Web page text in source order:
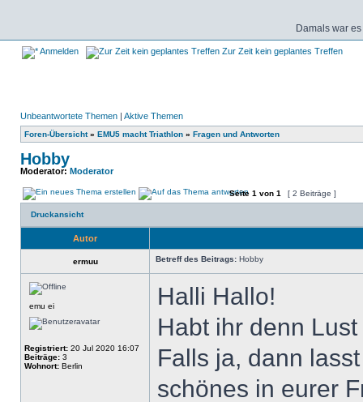
Damals war
Anmelden Zur Zeit kein geplantes Treffen
Unbeantwortete Themen | Aktive Themen
Foren-Übersicht» EMU5 macht Triathlon » Fragen und Antworten
Hobby
Moderator: Moderator
Seite 1 von 1 [ 2 Beiträge ]
Druckansicht
Autor
ermuu Betreff des Beitrags: Hobby
emu ei
Registriert: 20 Jul 2020 16:07
Beiträge: 3
Wohnort: Berlin
Halli Hallo!
Habt ihr denn
Falls ja, dann
schönes in eurer